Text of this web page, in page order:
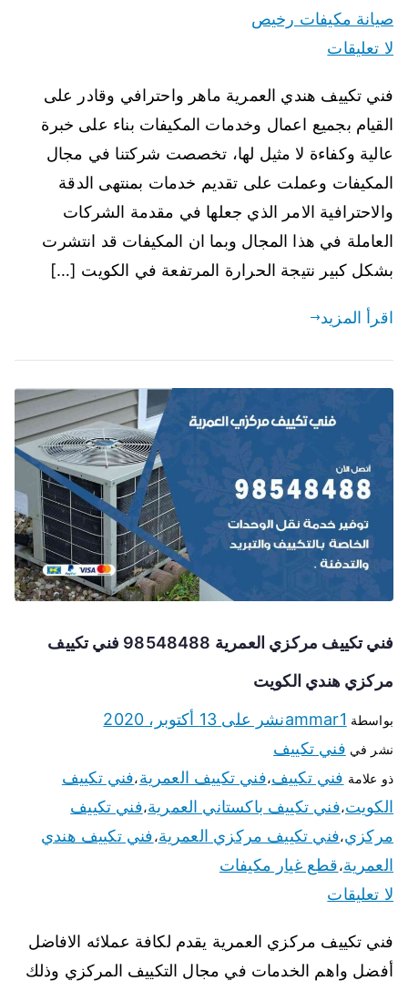
صيانة مكيفات رخيص
لا تعليقات
فني تكييف هندي العمرية ماهر واحترافي وقادر على
القيام بجميع اعمال وخدمات المكيفات بناء على خبرة
عالية وكفاءة لا مثيل لها، تخصصت شركتنا في مجال
المكيفات وعملت على تقديم خدمات بمنتهى الدقة
والاحترافية الامر الذي جعلها في مقدمة الشركات
العاملة في هذا المجال وبما ان المكيفات قد انتشرت
بشكل كبير نتيجة الحرارة المرتفعة في الكويت […]
اقرأ المزيد
فني تكييف مركزي العمرية 98548488 فني تكييف
مركزي هندي الكويت
بواسطة ammar1نشر على 13 أكتوبر، 2020
نشر في فني تكييف
ذو علامة فني تكييف،فني تكييف العمرية،فني تكييف
الكويت،فني تكييف باكستاني العمرية،فني تكييف
مركزي،فني تكييف مركزي العمرية،فني تكييف هندي
العمرية،قطع غيار مكيفات
لا تعليقات
فني تكييف مركزي العمرية يقدم لكافة عملائه الافاضل
أفضل واهم الخدمات في مجال التكييف المركزي وذلك